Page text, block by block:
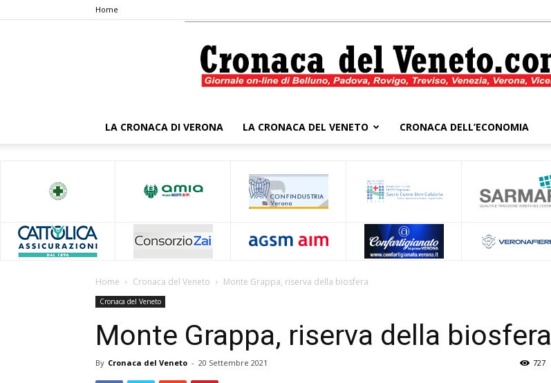
Home
Veneto
LA CRONACA DI VERONA LA CRONACA DEL VENETO CRONACA DELL’ECONOMIA
Home Cronaca del Veneto Monte Grappa, riserva della biosfera
Cronaca del Veneto
Monte Grappa, riserva della biosfera
By Cronaca del Veneto - 20 Settembre 2021 727